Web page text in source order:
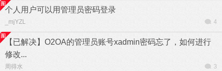
个人用户可以用管理员密码登录
_mjYZL 4
【已解决】O2OA的管理员账号xadmin密码忘了，如何进行
修改...
周得水 3